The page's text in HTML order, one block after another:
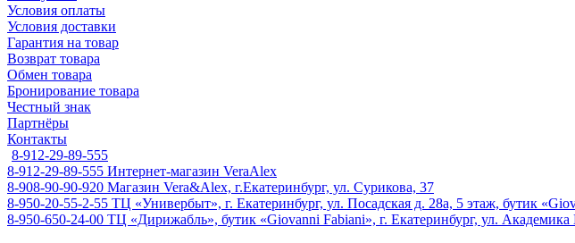
Условия оплаты
Условия доставки
Гарантия на товар
Возврат товара
Обмен товара
Бронирование товара
Честный знак
Партнёры
Контакты
8-912-29-89-555
8-912-29-89-555 Интернет-магазин VeraAlex
8-908-90-90-920 Магазин Vera&Alex, г.Екатеринбург, ул. Сурикова, 37
8-950-20-55-2-55 ТЦ «Универбыт», г. Екатеринбург, ул. Посадская д. 28а, 5 этаж, бутик
8-950-650-24-00 ТЦ «Дирижабль», бутик «Giovanni Fabiani», г. Екатеринбург, ул.